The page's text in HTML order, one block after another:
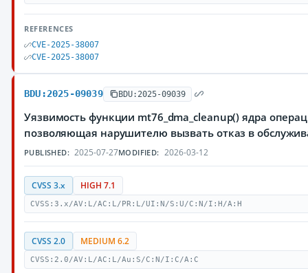
REFERENCES
CVE-2025-38007
CVE-2025-38007
BDU:2025-09039 BDU:2025-09039
Уязвимость функции mt76_dma_cleanup() ядра
позволяющая нарушителю вызвать отказ в
PUBLISHED: 2025-07-27MODIFIED: 2026-03-12
CVSS 3.x HIGH 7.1
CVSS:3.x/AV:L/AC:L/PR:L/UI:N/S:U/C:N/I:H/A:H
CVSS 2.0 MEDIUM 6.2
CVSS:2.0/AV:L/AC:L/Au:S/C:N/I:C/A:C